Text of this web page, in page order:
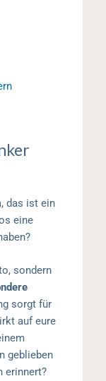
das ist ein
eine
sondern
sorgt für
auf eure
geblieben
erinnert?